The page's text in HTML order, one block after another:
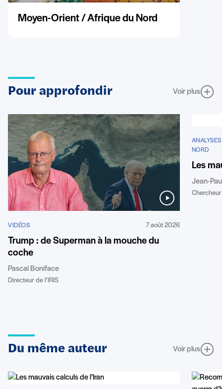
Moyen-Orient / Afrique du Nord
Pour approfondir Voir plus
VIDÉOS 7 août 2026
Trump : de Superman à la mouche du
coche
Pascal Boniface
Directeur de l’IRIS
NORD
Les
Jean-
Chercheur
Du même auteur Voir plus